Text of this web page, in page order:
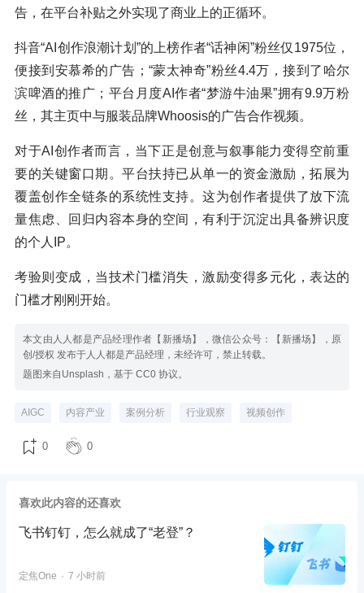
告，在平台补贴之外实现了商业上的正循环。
抖音“AI创作浪潮计划”的上榜作者“话神闲”粉丝仅1975位，
便接到安慕希的广告；“蒙太神奇”粉丝4.4万，接到了哈尔
滨啤酒的推广；平台月度AI作者“梦游牛油果”拥有9.9万粉
丝，其主页中与服装品牌Whoosis的广告合作视频。
对于AI创作者而言，当下正是创意与叙事能力变得空前重
要的关键窗口期。平台扶持已从单一的资金激励，拓展为
覆盖创作全链条的系统性支持。这为创作者提供了放下流
量焦虑、回归内容本身的空间，有利于沉淀出具备辨识度
的个人IP。
考验则变成，当技术门槛消失，激励变得多元化，表达的
门槛才刚刚开始。
本文由人人都是产品经理作者【新播场】，微信公众号：【新播场】，原
创/授权 发布于人人都是产品经理，未经许可，禁止转载。
题图来自Unsplash，基于 CC0 协议。
AIGC 内容产业 案例分析 行业观察 视频创作
0 0
喜欢此内容的还喜欢
飞书钉钉，怎么就成了“老登”？
定焦One 7 小时前